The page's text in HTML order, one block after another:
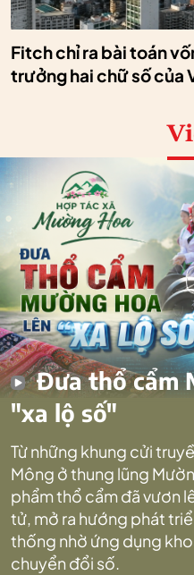
Fitch chỉ ra bài toán
trưởng hai chữ số của
Đưa thổ cẩm
"xa lộ số"
Từ những khung cửi
Mông ở thung lũng
phẩm thổ cẩm đã vươn
tử, mở ra hướng phát
thống nhờ ứng dụng
chuyển đổi số.